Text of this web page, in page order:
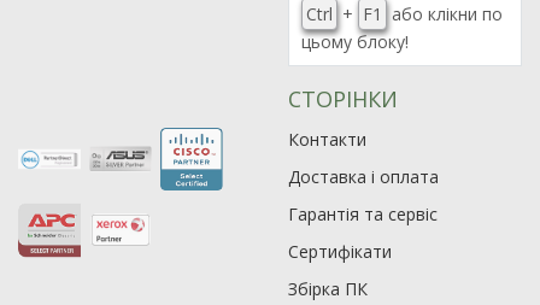
Ctrl + F1
або клікни по
цьому блоку!
СТОРІНКИ
Контакти
Доставка і оплата
Гарантія та сервіс
Сертифікати
Збірка ПК